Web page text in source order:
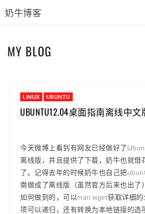
奶牛博客
MY BLOG
LINUX UBUNTU
UBUNTU12.04桌面指南离线中
今天微博上看到有网友已经做好了
离线版，并且提供了下载，奶牛也就借
了。记得去年的时候奶牛也自己把
南做成了离线版（虽然官方后来也出了
如何做到的，可以man wget获取详细
项可以递归，还有转换为本地链接的选